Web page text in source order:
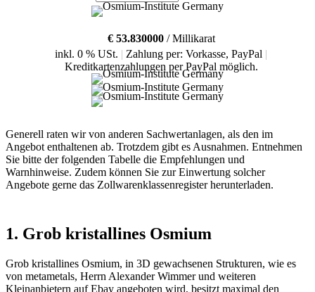
€ 53.830000/ Millikarat
inkl. 0 % USt. | Zahlung per: Vorkasse, PayPal |
Kreditkartenzahlungen per PayPal möglich.
Generell raten wir von anderen Sachwertanlagen, als den im
Angebot enthaltenen ab. Trotzdem gibt es Ausnahmen. Entnehmen
Sie bitte der folgenden Tabelle die Empfehlungen und
Warnhinweise. Zudem können Sie zur Einwertung solcher
Angebote gerne das Zollwarenklassenregister herunterladen.
1. Grob kristallines Osmium
Grob kristallines Osmium, in 3D gewachsenen Strukturen, wie es
von metametals, Herrn Alexander Wimmer und weiteren
Kleinanbietern auf Ebay angeboten wird, besitzt maximal den